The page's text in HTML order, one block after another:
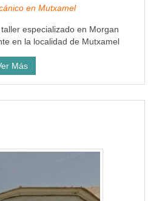
en Mutxamel
especializado en Morgan
en la localidad de Mutxamel
Más